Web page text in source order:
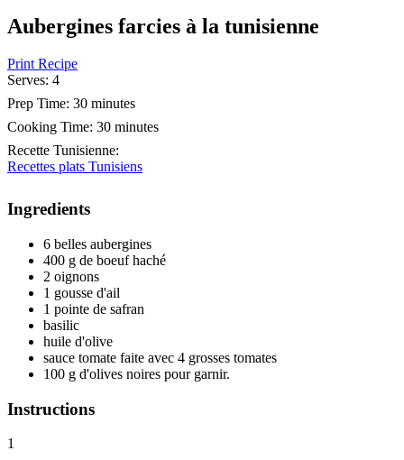
Aubergines farcies à la tunisienne
Print Recipe
Serves: 4
Prep Time: 30 minutes
Cooking Time: 30 minutes
Recette Tunisienne:
Recettes plats Tunisiens
Ingredients
6 belles aubergines
400 g de boeuf haché
2 oignons
1 gousse d'ail
1 pointe de safran
basilic
huile d'olive
sauce tomate faite avec 4 grosses tomates
100 g d'olives noires pour garnir.
Instructions
1